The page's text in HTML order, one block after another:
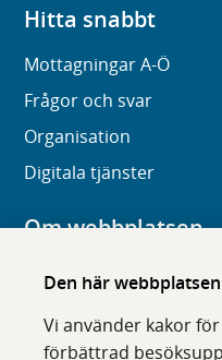
Den här
Vi använder kakor
förbättrad
Hitta snabbt
Mottagningar A-Ö
Frågor och svar
Organisation
Digitala tjänster
Om webbplatsen
Om karolinska.se
Tillgänglighet